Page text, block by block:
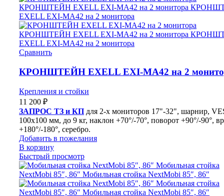
Сравнить
КРОНШТЕЙН EXELL EXI-MA42 на 2
Крепления и стойки
11 200 ₽
ЗАПРОС ТЗ и КП для 2-x мониторов 17"-32", шарнир,
100x100 мм, до 9 кг, наклон +70°/-70°, поворот +90°/-90°,
+180°/-180°, серебро.
Добавить в пожелания
В корзину
Быстрый просмотр